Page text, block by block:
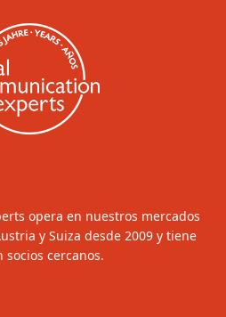
opera en nuestros mercados
y Suiza desde 2009 y tiene
cercanos.